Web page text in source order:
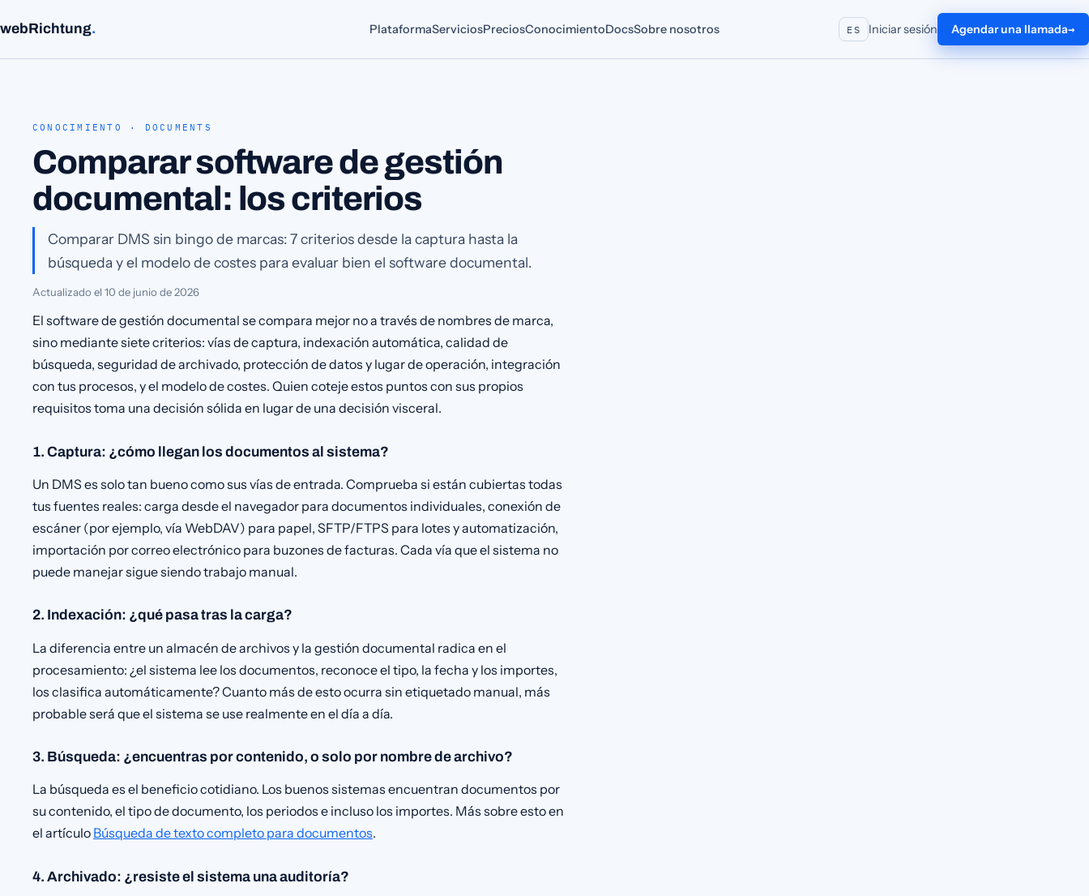
webRichtung. PlataformaServiciosPreciosConocimientoDocsSobre nosotros ES Iniciar sesión Agendar una llamada
CONOCIMIENTO · DOCUMENTS
Comparar software de gestión
documental: los criterios
Comparar DMS sin bingo de marcas: 7 criterios desde la captura hasta la
búsqueda y el modelo de costes para evaluar bien el software documental.
Actualizado el 10 de junio de 2026
El software de gestión documental se compara mejor no a través de nombres de marca,
sino mediante siete criterios: vías de captura, indexación automática, calidad de
búsqueda, seguridad de archivado, protección de datos y lugar de operación, integración
con tus procesos, y el modelo de costes. Quien coteje estos puntos con sus propios
requisitos toma una decisión sólida en lugar de una decisión visceral.
1. Captura: ¿cómo llegan los documentos al sistema?
Un DMS es solo tan bueno como sus vías de entrada. Comprueba si están cubiertas todas
tus fuentes reales: carga desde el navegador para documentos individuales, conexión de
escáner (por ejemplo, vía WebDAV) para papel, SFTP/FTPS para lotes y automatización,
importación por correo electrónico para buzones de facturas. Cada vía que el sistema no
puede manejar sigue siendo trabajo manual.
2. Indexación: ¿qué pasa tras la carga?
La diferencia entre un almacén de archivos y la gestión documental radica en el
procesamiento: ¿el sistema lee los documentos, reconoce el tipo, la fecha y los importes,
los clasifica automáticamente? Cuanto más de esto ocurra sin etiquetado manual, más
probable será que el sistema se use realmente en el día a día.
3. Búsqueda: ¿encuentras por contenido, o solo por nombre de archivo?
La búsqueda es el beneficio cotidiano. Los buenos sistemas encuentran documentos por
su contenido, el tipo de documento, los periodos e incluso los importes. Más sobre esto en
el artículo Búsqueda de texto completo para documentos.
4. Archivado: ¿resiste el sistema una auditoría?